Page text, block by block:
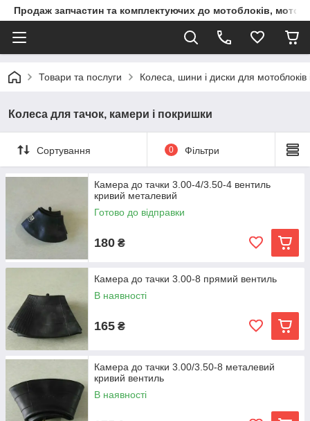
Продаж запчастин та комплектуючих до мотоблоків,
Товари та послуги Колеса, шини і диски для мотоблоків
Колеса для тачок, камери і покришки
Сортування 0 Фільтри
Камера до тачки 3.00-4/3.50-4 вентиль
кривий металевий
Готово до відправки
180 ₴
Камера до тачки 3.00-8 прямий вентиль
В наявності
165 ₴
Камера до тачки 3.00/3.50-8 металевий
кривий вентиль
В наявності